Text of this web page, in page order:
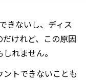
きないし、ディス
けれど、この原因
れません。
トできないことも